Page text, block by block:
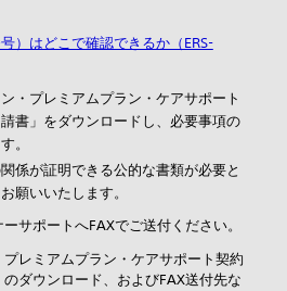
）はどこで確認できるか（ERS-
・プレミアムプラン・ケアサポート
書」をダウンロードし、必要事項の
。
係が証明できる公的な書類が必要と
願いいたします。
サポートへFAXでご送付ください。
プレミアムプラン・ケアサポート契約
ダウンロード、およびFAX送付先な